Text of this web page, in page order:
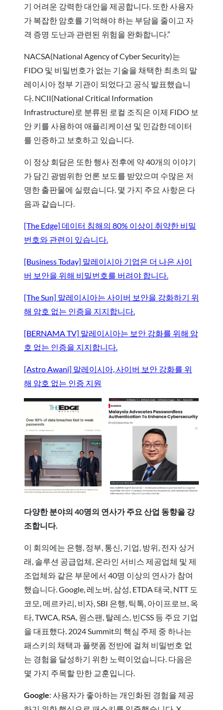
기 어려운 강력한 대안을 제공합니다. 또한 사용자
가 복잡한 암호를 기억해야 하는 부담을 줄이고 자
격 증명 도난과 관련된 위험을 완화합니다.”
NACSA(National Agency of Cyber Security)는
FIDO 및 비밀번호가 없는 기술을 채택한 최초의 말
레이시아 정부 기관이 되었다고 공식 발표했습니
다. NCII(National Critical Information
Infrastructure)로 분류된 로컬 조직은 이제 FIDO 보
안 키를 사용하여 애플리케이션 및 민감한 데이터
를 인증하고 보호하고 있습니다.
이 정상 회담은 또한 행사 전후에 약 40개의 이야기
가 담긴 광범위한 언론 보도를 받았으며 수많은 저
명한 출판물에 실렸습니다. 몇 가지 주요 사항은 다
음과 같습니다.
[The Edge] 데이터 침해의 80% 이상이 취약한 비밀
번호와 관련이 있습니다.
[Business Today] 말레이시아 기업은 더 나은 사이
버 보안을 위해 비밀번호를 버려야 합니다.
[The Sun] 말레이시아는 사이버 보안을 강화하기 위
해 암호 없는 인증을 지지합니다.
[BERNAMA TV] 말레이시아는 보안 강화를 위해 암
호 없는 인증을 지지합니다.
[Astro Awani] 말레이시아, 사이버 보안 강화를 위
해 암호 없는 인증 지원
다양한 분야의 40명의 연사가 주요 산업 동향을 강
조합니다.
이 회의에는 은행, 정부, 통신, 기업, 방위, 전자 상거
래, 솔루션 공급업체, 온라인 서비스 제공업체 및 제
조업체와 같은 부문에서 40명 이상의 연사가 참여
했습니다. Google, 레노버, 삼성, ETDA 태국, NTT 도
코모, 메르카리, 비자, SBI 은행, 틱톡, 아이프로브, 옥
타, TWCA, RSA, 원스팬, 탈레스, 빈CSS 등 주요 기업
을 대표했다. 2024 Summit의 핵심 주제 중 하나는
패스키의 채택과 플랫폼 전반에 걸쳐 비밀번호 없
는 경험을 달성하기 위한 노력이었습니다. 다음은
몇 가지 주목할 만한 교훈입니다.
Google: 사용자가 좋아하는 개인화된 경험을 제공